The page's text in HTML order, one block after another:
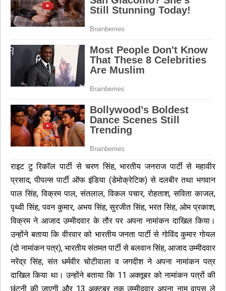
राइट टु रिकॉल पार्टी से चरण सिंह, भारतीय जनराज पार्टी से महावीर
प्रसाद, पीपल्स पार्टी ऑफ इंडिया (डेमोक्रेटिक) से दलबीर तथा भगवान
पाल सिंह, विक्रम पाल, संतलाल, विकल पचार, रोहताश, सविता काजल,
पृथ्वी सिंह, पवन कुमार, अभय सिंह, सुरजीत सिंह, भरत सिंह, ओम प्रकाश,
विक्रम ने आजाद उम्मीदवार के तौर पर अपना नामांकन दाखिल किया।
उन्होंने बताया कि वीरवार को भारतीय जनता पार्टी से गोविंद कुमार गोयल
(दो नामांकन पत्र), भारतीय संतमत पार्टी से बलवान सिंह, आजाद उम्मीदवार
नरेंद्र सिंह, संत धर्मवीर चोटीवाला व जगदीश ने अपना नामांकन पत्र
दाखिल किया था। उन्होंने बताया कि 11 अक्तूबर को नामांकन पत्रों की
छंटनी की जाएगी और 13 अक्टूबर तक उम्मीदवार अपना नाम वापस ले